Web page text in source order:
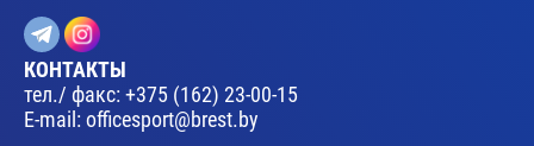
КОНТАКТЫ
тел./ факс:+375 (162) 23-00-15
E-mail: officesport@brest.by